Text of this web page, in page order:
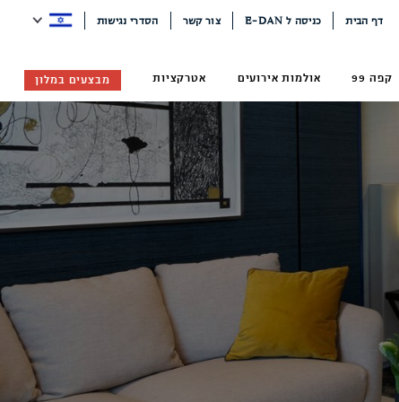
דף הבית כניסה ל E-DAN צור קשר הסדרי נגישות
קפה 99 אולמות אירועים אטרקציות מבצעים במלון